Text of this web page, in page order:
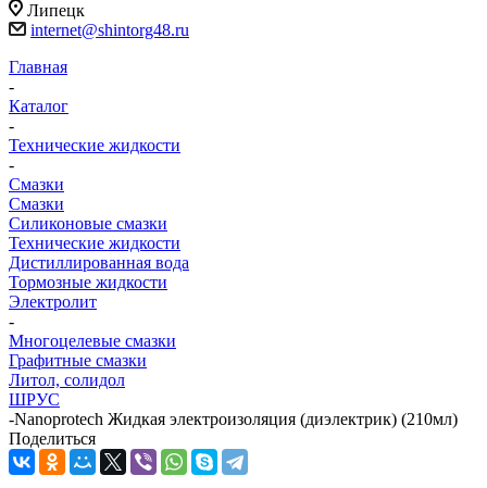
Липецк
internet@shintorg48.ru
Главная
-
Каталог
-
Технические жидкости
-
Смазки
Смазки
Силиконовые смазки
Технические жидкости
Дистиллированная вода
Тормозные жидкости
Электролит
-
Многоцелевые смазки
Графитные смазки
Литол, солидол
ШРУС
-Nanoprotech Жидкая электроизоляция (диэлектрик) (210мл)
Поделиться